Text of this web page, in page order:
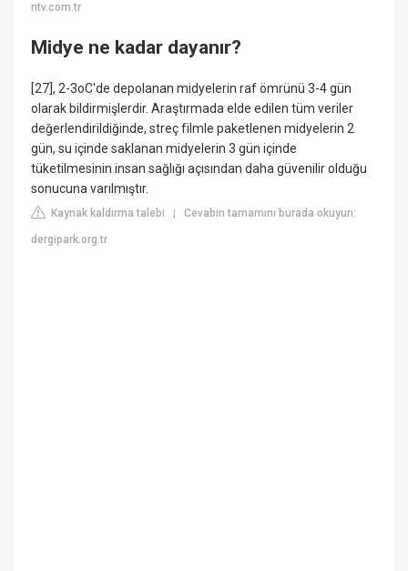
ntv.com.tr
Midye ne kadar dayanır?
[27], 2-3oC'de depolanan midyelerin raf ömrünü 3-4 gün
olarak bildirmişlerdir. Araştırmada elde edilen tüm veriler
değerlendirildiğinde, streç filmle paketlenen midyelerin 2
gün, su içinde saklanan midyelerin 3 gün içinde
tüketilmesinin insan sağlığı açısından daha güvenilir olduğu
sonucuna varılmıştır.
Kaynak kaldırma talebi |Cevabın tamamını burada okuyun:
dergipark.org.tr